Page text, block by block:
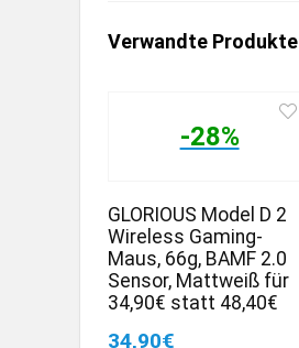
Verwandte Produkte
-28%
GLORIOUS Model D 2
Wireless Gaming-
Maus, 66g, BAMF 2.0
Sensor, Mattweiß für
34,90€ statt 48,40€
34,90€